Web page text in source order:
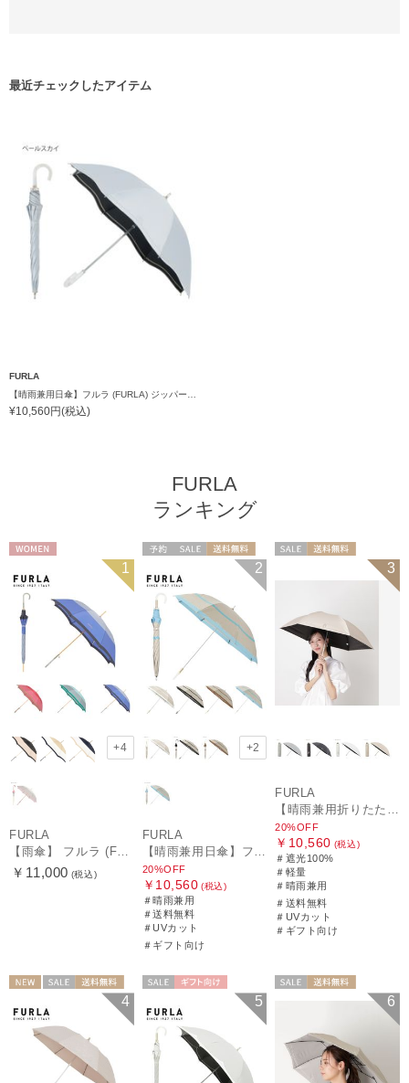
最近チェックしたアイテム
FURLA
¥10,560円(税込)
FURLA
ランキング
1
+4
FURLA
【雨傘】 フルラ (FURLA) カラーボーダー ロゴプリント 長傘 【公式ムーンバット】 レディース 手元チャーム 耐風傘 ジャンプ式 日本製 ギフト 軽量 グラスファイバー
￥11,000 (税込)
送料無料
ギフト向け
2
+2
FURLA
【晴雨兼用日傘】フルラ (FURLA) 切り継ぎグログラン 一級遮光99.99％ 遮熱 UV 晴雨兼用 送料無料 可愛い
20%OFF
￥10,560 (税込)
＃晴雨兼用
＃送料無料
＃UVカット
＃ギフト向け
3
FURLA
【晴雨兼用折りたたみ日傘】アーチロゴ 遮光100％ UV100％ 晴雨兼用 軽量
20%OFF
￥10,560 (税込)
＃遮光100%
＃軽量
＃晴雨兼用
＃送料無料
＃UVカット
＃ギフト向け
送料無料
ギフト向け
4
WOMEN
5 6